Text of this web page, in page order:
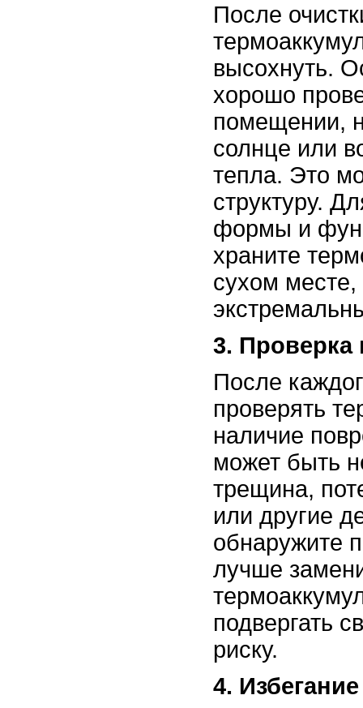
После
высохнуть.
хорошо
помещении,
солнце или
тепла. Это
структуру.
формы и
храните
сухом месте,
3. Проверка
После
проверять
наличие
может быть
трещина,
или другие
обнаружите
лучше
подвергать
риску.
4.